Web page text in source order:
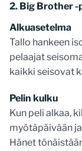
2. Big Brother -
Alkuasetelma
Tallo hankeen
pelaajat
kaikki seisovat
Pelin kulku
Kun peli alkaa,
myötäpäivään
Hänet